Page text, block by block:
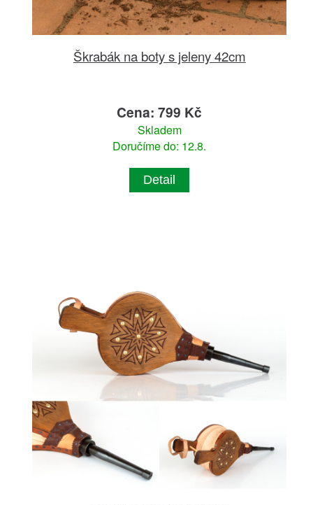
Škrabák na boty s jeleny 42cm
Cena: 799 Kč
Skladem
Doručíme do: 12.8.
Detail